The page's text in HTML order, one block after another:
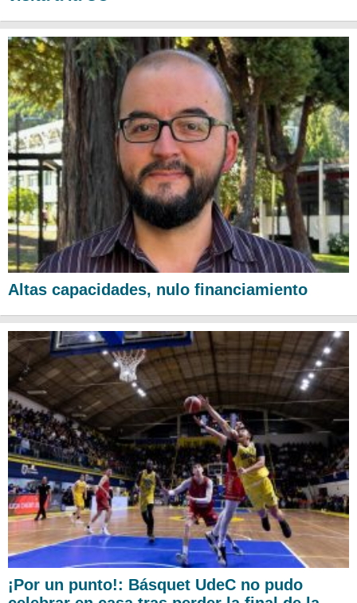
Altas capacidades, nulo financiamiento
¡Por un punto!: Básquet UdeC no pudo